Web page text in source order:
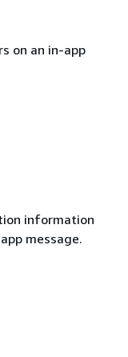
on an in-app
information
message.